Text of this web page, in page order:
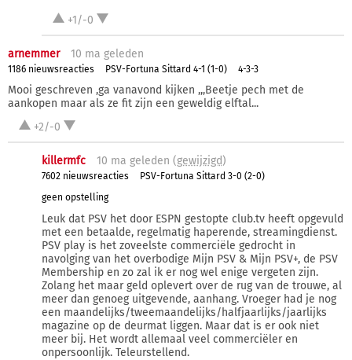
+1/-0
arnemmer 10 ma geleden
1186 nieuwsreacties PSV-Fortuna Sittard 4-1 (1-0) 4-3-3
Mooi geschreven ,ga vanavond kijken ,,,Beetje pech met de
aankopen maar als ze fit zijn een geweldig elftal...
+2/-0
killermfc 10 ma geleden (gewijzigd)
7602 nieuwsreacties
PSV-Fortuna Sittard 3-0 (2-0)
geen opstelling
Leuk dat PSV het door ESPN gestopte club.tv heeft opgevuld
met een betaalde, regelmatig haperende, streamingdienst.
PSV play is het zoveelste commerciële gedrocht in
navolging van het overbodige Mijn PSV & Mijn PSV+, de PSV
Membership en zo zal ik er nog wel enige vergeten zijn.
Zolang het maar geld oplevert over de rug van de trouwe, al
meer dan genoeg uitgevende, aanhang. Vroeger had je nog
een maandelijks/tweemaandelijks/halfjaarlijks/jaarlijks
magazine op de deurmat liggen. Maar dat is er ook niet
meer bij. Het wordt allemaal veel commerciëler en
onpersoonlijk. Teleurstellend.